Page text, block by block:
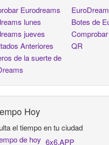
Eurodreams
lunes
jueves
Anteriores
de la suerte de
Botes de
QR
Hoy
el tiempo en tu ciudad
6x6.APP